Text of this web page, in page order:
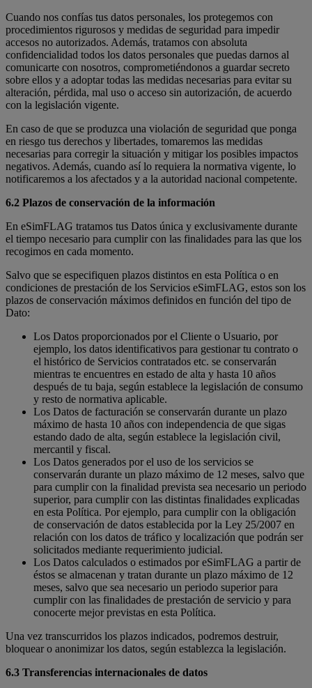
Cuando nos confías tus datos personales, los protegemos con
procedimientos rigurosos y medidas de seguridad para impedir
accesos no autorizados. Además, tratamos con absoluta
confidencialidad todos los datos personales que puedas darnos al
comunicarte con nosotros, comprometiéndonos a guardar secreto
sobre ellos y a adoptar todas las medidas necesarias para evitar su
alteración, pérdida, mal uso o acceso sin autorización, de acuerdo
con la legislación vigente.
En caso de que se produzca una violación de seguridad que ponga
en riesgo tus derechos y libertades, tomaremos las medidas
necesarias para corregir la situación y mitigar los posibles impactos
negativos. Además, cuando así lo requiera la normativa vigente, lo
notificaremos a los afectados y a la autoridad nacional competente.
6.2 Plazos de conservación de la información
En eSimFLAG tratamos tus Datos única y exclusivamente durante
el tiempo necesario para cumplir con las finalidades para las que los
recogimos en cada momento.
Salvo que se especifiquen plazos distintos en esta Política o en
condiciones de prestación de los Servicios eSimFLAG, estos son los
plazos de conservación máximos definidos en función del tipo de
Dato:
Los Datos proporcionados por el Cliente o Usuario, por
ejemplo, los datos identificativos para gestionar tu contrato o
el histórico de Servicios contratados etc. se conservarán
mientras te encuentres en estado de alta y hasta 10 años
después de tu baja, según establece la legislación de consumo
y resto de normativa aplicable.
Los Datos de facturación se conservarán durante un plazo
máximo de hasta 10 años con independencia de que sigas
estando dado de alta, según establece la legislación civil,
mercantil y fiscal.
Los Datos generados por el uso de los servicios se
conservarán durante un plazo máximo de 12 meses, salvo que
para cumplir con la finalidad prevista sea necesario un periodo
superior, para cumplir con las distintas finalidades explicadas
en esta Política. Por ejemplo, para cumplir con la obligación
de conservación de datos establecida por la Ley 25/2007 en
relación con los datos de tráfico y localización que podrán ser
solicitados mediante requerimiento judicial.
Los Datos calculados o estimados por eSimFLAG a partir de
éstos se almacenan y tratan durante un plazo máximo de 12
meses, salvo que sea necesario un periodo superior para
cumplir con las finalidades de prestación de servicio y para
conocerte mejor previstas en esta Política.
Una vez transcurridos los plazos indicados, podremos destruir,
bloquear o anonimizar los datos, según establezca la legislación.
6.3 Transferencias internacionales de datos